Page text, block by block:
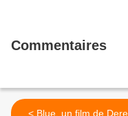
Commentaires
< Blue, un film de Derek